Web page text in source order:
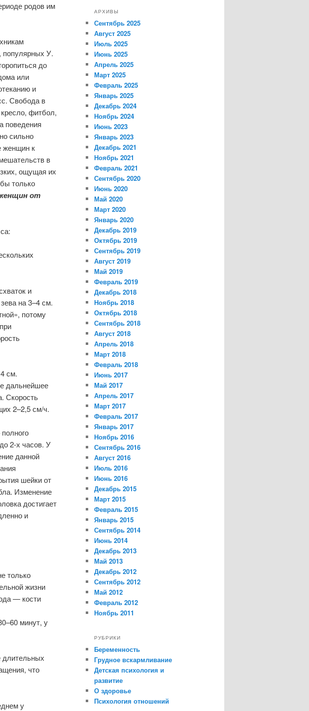
родов им
популярных У.
до
или
и
Свобода в
кресло, фитбол,
поведения
сильно
женщин к
в
ощущая их
только
от
и
на 3–4 см.
потому
см.
дальнейшее
Скорость
2–2,5 см/ч.
2-х часов. У
данной
шейки от
Изменение
достигает
и
только
жизни
— кости
минут, у
длительных
что
у
АРХИВЫ
Сентябрь 2025
Август 2025
Июль 2025
Июнь 2025
Апрель 2025
Март 2025
Февраль 2025
Январь 2025
Декабрь 2024
Ноябрь 2024
Июнь 2023
Январь 2023
Декабрь 2021
Ноябрь 2021
Февраль 2021
Сентябрь 2020
Июнь 2020
Май 2020
Март 2020
Январь 2020
Декабрь 2019
Октябрь 2019
Сентябрь 2019
Август 2019
Май 2019
Февраль 2019
Декабрь 2018
Ноябрь 2018
Октябрь 2018
Сентябрь 2018
Август 2018
Апрель 2018
Март 2018
Февраль 2018
Июнь 2017
Май 2017
Апрель 2017
Март 2017
Февраль 2017
Январь 2017
Ноябрь 2016
Сентябрь 2016
Август 2016
Июль 2016
Июнь 2016
Декабрь 2015
Март 2015
Февраль 2015
Январь 2015
Сентябрь 2014
Июнь 2014
Декабрь 2013
Май 2013
Декабрь 2012
Сентябрь 2012
Май 2012
Февраль 2012
Ноябрь 2011
РУБРИКИ
Беременность
Грудное вскармливание
Детская психология и
развитие
О здоровье
Психология отношений